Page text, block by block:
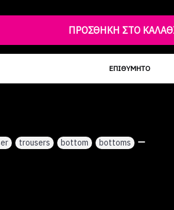
ΠΡΟΣΘΉΚΗ ΣΤΟ
ΕΠΙΘΥΜΗΤΌ
, trousers , bottom , bottoms ,